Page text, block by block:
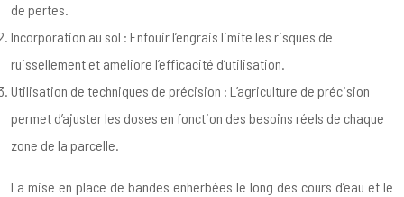
de pertes.
Incorporation au sol : Enfouir l’engrais limite les risques de
ruissellement et améliore l’efficacité d’utilisation.
Utilisation de techniques de précision : L’agriculture de précision
permet d’ajuster les doses en fonction des besoins réels de chaque
zone de la parcelle.
La mise en place de bandes enherbées le long des cours d’eau et le